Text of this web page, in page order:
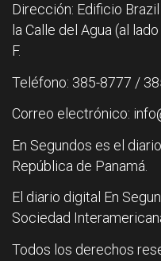
Dirección: Edificio
la Calle del Agua (al
F.
Teléfono: 385-8777 /
Correo electrónico:
En Segundos es el
República de Panamá.
El diario digital En
Sociedad
Todos los derechos